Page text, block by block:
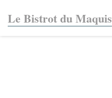
Le Bistrot du Maquis